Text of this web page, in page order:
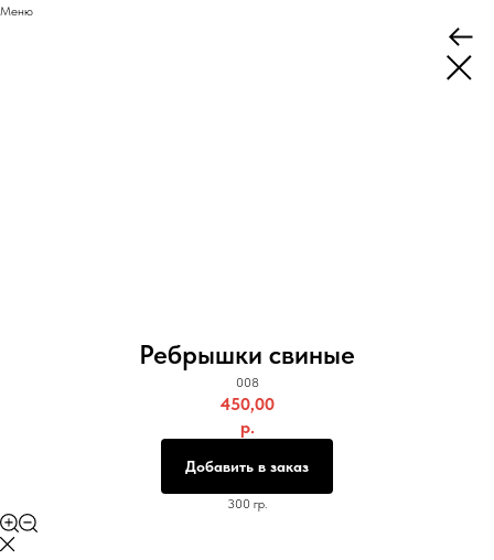
Меню
Ребрышки свиные
008
450,00
р.
Добавить в заказ
300 гр.